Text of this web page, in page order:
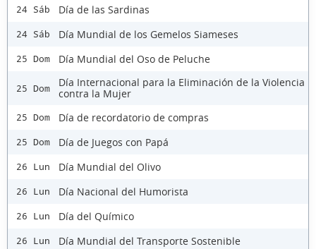
24 Sáb Día de las Sardinas
24 Sáb Día Mundial de los Gemelos Siameses
25 Dom Día Mundial del Oso de Peluche
25 Dom
Día Internacional para la Eliminación de la Violencia
contra la Mujer
25 Dom Día de recordatorio de compras
25 Dom Día de Juegos con Papá
26 Lun Día Mundial del Olivo
26 Lun Día Nacional del Humorista
26 Lun Día del Químico
26 Lun Día Mundial del Transporte Sostenible